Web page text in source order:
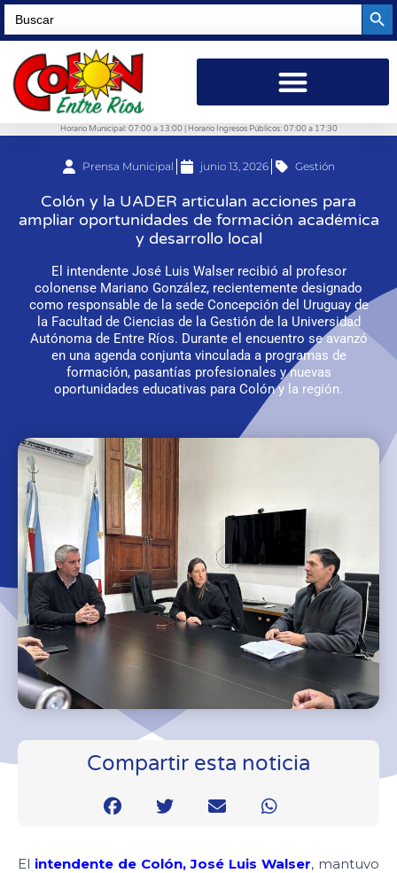
Search
for:
Horario Municipal: 07:00 a 13:00 | Horario Ingresos Públicos: 07:00 a 17:30
Prensa Municipal junio 13, 2026 Gestión
Colón y la UADER articulan acciones para
ampliar oportunidades de formación académica
y desarrollo local
El intendente José Luis Walser recibió al profesor
colonense Mariano González, recientemente designado
como responsable de la sede Concepción del Uruguay de
la Facultad de Ciencias de la Gestión de la Universidad
Autónoma de Entre Ríos. Durante el encuentro se avanzó
en una agenda conjunta vinculada a programas de
formación, pasantías profesionales y nuevas
oportunidades educativas para Colón y la región.
Compartir esta noticia
El intendente de Colón, José Luis Walser, mantuvo